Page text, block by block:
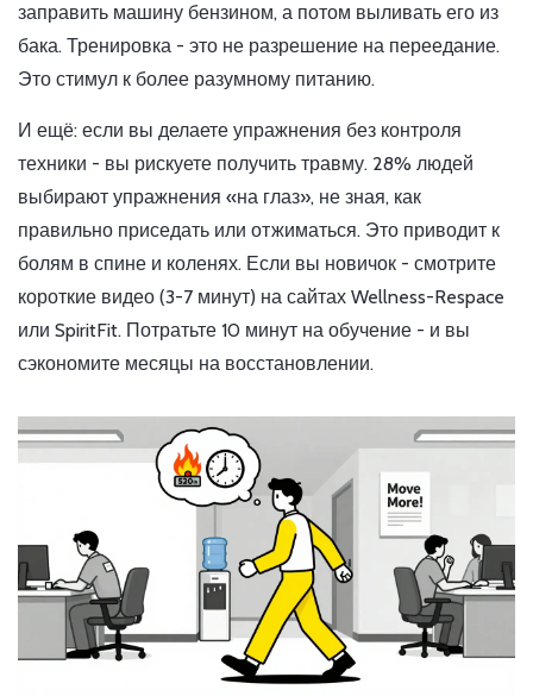
заправить машину бензином, а потом выливать его из
бака. Тренировка - это не разрешение на переедание.
Это стимул к более разумному питанию.
И ещё: если вы делаете упражнения без контроля
техники - вы рискуете получить травму. 28% людей
выбирают упражнения «на глаз», не зная, как
правильно приседать или отжиматься. Это приводит к
болям в спине и коленях. Если вы новичок - смотрите
короткие видео (3-7 минут) на сайтах Wellness-Respace
или SpiritFit. Потратьте 10 минут на обучение - и вы
сэкономите месяцы на восстановлении.